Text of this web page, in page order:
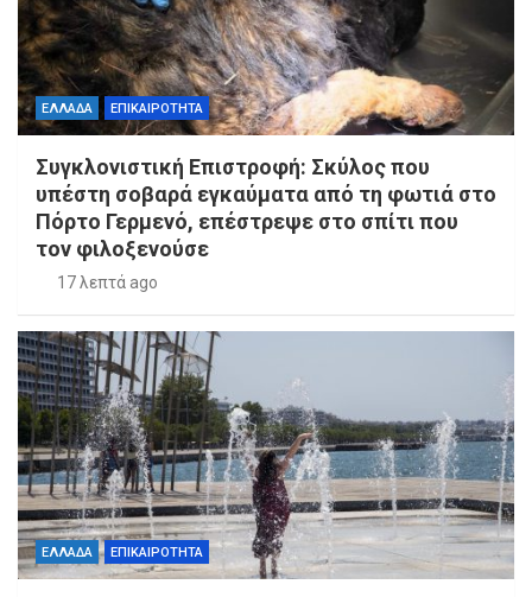
ΕΛΛΑΔΑ ΕΠΙΚΑΙΡΟΤΗΤΑ
Συγκλονιστική Επιστροφή: Σκύλος που
υπέστη σοβαρά εγκαύματα από τη φωτιά στο
Πόρτο Γερμενό, επέστρεψε στο σπίτι που
τον φιλοξενούσε
17 λεπτά ago
ΕΛΛΑΔΑ ΕΠΙΚΑΙΡΟΤΗΤΑ